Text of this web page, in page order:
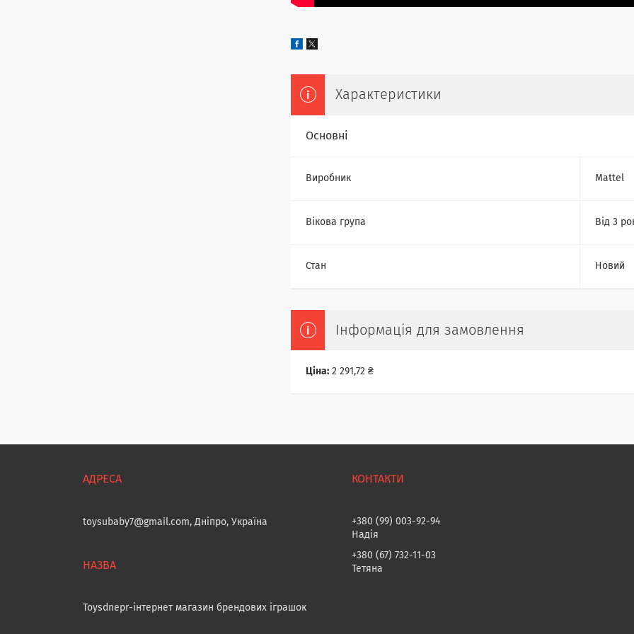
Характеристики
Основні
Виробник Mattel
Вікова група Від 3
Стан Новий
Інформація для замовлення
Ціна: 2 291,72 ₴
toysubaby7@gmail.com, Дніпро, Україна
Toysdnepr-інтернет магазин брендових іграшок
+380 (99) 003-92-94
Надія
+380 (67) 732-11-03
Тетяна